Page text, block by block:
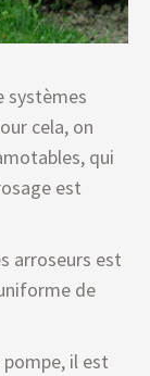
systèmes
cela, on
qui
est
arroseurs est
de
pompe, il est